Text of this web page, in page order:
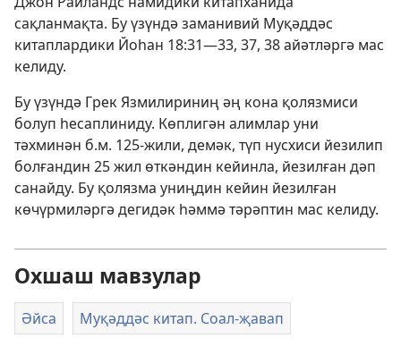
сақланмақта. Бу үзүндә заманивий Муқәддәс
китаплардики Йоһан 18:31—33, 37, 38 айәтләргә мас
келиду.
Бу үзүндә Грек Язмилириниң әң кона қолязмиси
болуп һесаплиниду. Көплигән алимлар уни
тәхминән б.м. 125-жили, демәк, түп нусхиси йезилип
болғандин 25 жил өткәндин кейинла, йезилған дәп
санайду. Бу қолязма униңдин кейин йезилған
көчүрмиләргә дегидәк һәммә тәрәптин мас келиду.
Охшаш мавзулар
Әйса Муқәддәс китап. Соал-җавап